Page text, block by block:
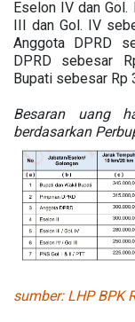
Eselon IV dan
III dan Gol. IV
Anggota DPRD
DPRD sebesar
Bupati sebesar Rp
Besaran uang
berdasarkan
sumber: LHP BPK